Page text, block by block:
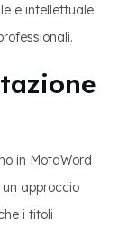
e intellettuale
in MotaWord
approccio
i titoli